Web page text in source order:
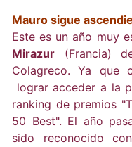
Mauro sigue
Este es un año muy
Mirazur (Francia)
Colagreco. Ya que
lograr acceder a la
ranking de premios
50 Best". El año
sido reconocido